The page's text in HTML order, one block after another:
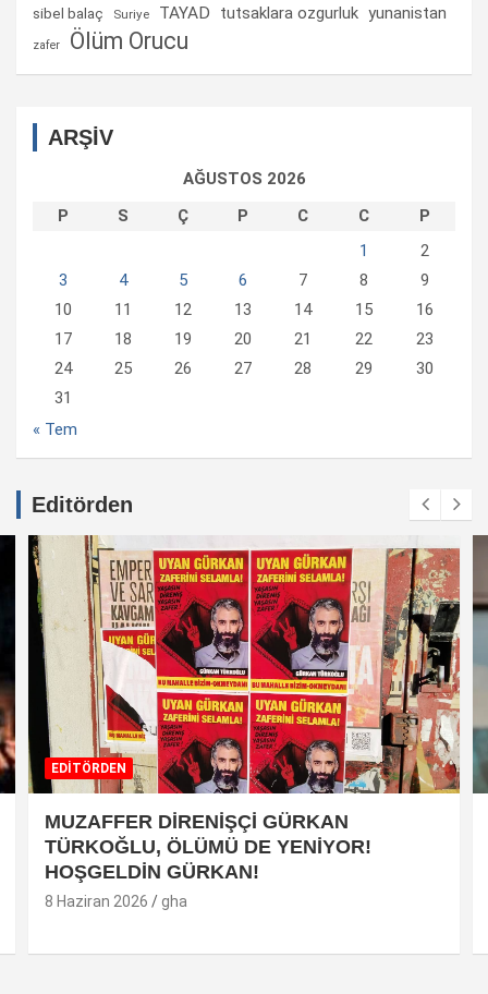
sibel balaç Suriye TAYAD tutsaklara ozgurluk yunanistan
zafer Ölüm Orucu
ARŞİV
AĞUSTOS 2026
P
S Ç P C C
P
1
2
3
4 5 6 7 8
9
10
11 12 13 14 15
16
17
18 19 20 21 22
23
24
25 26 27 28 29
30
31
« Tem
Editörden
EDİTÖRDEN
MUZAFFER DİRENİŞÇİ GÜRKAN
TÜRKOĞLU, ÖLÜMÜ DE YENİYOR!
HOŞGELDİN GÜRKAN!
8 Haziran 2026 gha